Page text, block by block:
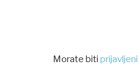
Morate biti prijavljeni